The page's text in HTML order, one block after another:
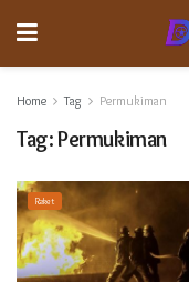
Home Tag Permukiman
Tag:Permukiman
Raket